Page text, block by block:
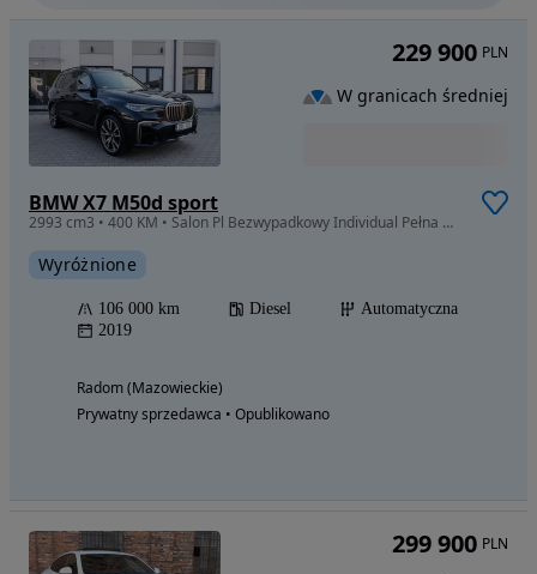
BMW X7 M50d sport
2993 cm3 • 400 KM • Salon Pl Bezwypadkowy Individual Pełna Opcja Oś Skrętna Bowers 7os
Wyróżnione
106 000 km Diesel
Automatyczna
2019
Radom (Mazowieckie)
Prywatny sprzedawca • Opublikowano
229 900 PLN
W granicach średniej
299 900 PLN